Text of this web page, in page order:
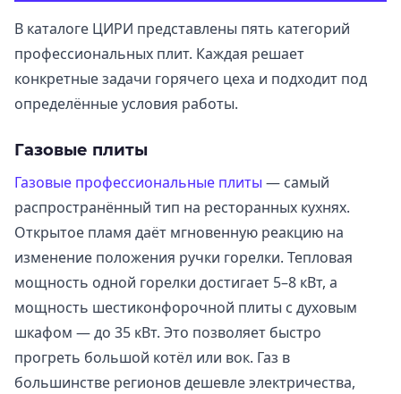
В каталоге ЦИРИ представлены пять категорий
профессиональных плит. Каждая решает
конкретные задачи горячего цеха и подходит под
определённые условия работы.
Газовые плиты
Газовые профессиональные плиты — самый
распространённый тип на ресторанных кухнях.
Открытое пламя даёт мгновенную реакцию на
изменение положения ручки горелки. Тепловая
мощность одной горелки достигает 5–8 кВт, а
мощность шестиконфорочной плиты с духовым
шкафом — до 35 кВт. Это позволяет быстро
прогреть большой котёл или вок. Газ в
большинстве регионов дешевле электричества,